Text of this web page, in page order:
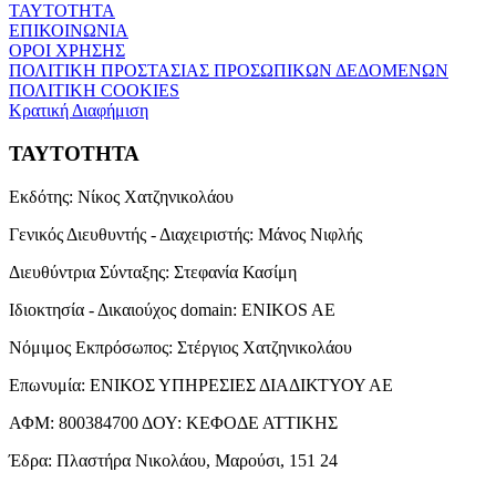
ΤΑΥΤΟΤΗΤΑ
ΕΠΙΚΟΙΝΩΝΙΑ
ΟΡΟΙ ΧΡΗΣΗΣ
ΠΟΛΙΤΙΚΗ ΠΡΟΣΤΑΣΙΑΣ ΠΡΟΣΩΠΙΚΩΝ ΔΕΔΟΜΕΝΩΝ
ΠΟΛΙΤΙΚΗ COOKIES
Κρατική Διαφήμιση
ΤΑΥΤΟΤΗΤΑ
Εκδότης: Νίκος Χατζηνικολάου
Γενικός Διευθυντής - Διαχειριστής: Μάνος Νιφλής
Διευθύντρια Σύνταξης: Στεφανία Κασίμη
Ιδιοκτησία - Δικαιούχος domain: ENIKOS AE
Νόμιμος Εκπρόσωπος: Στέργιος Χατζηνικολάου
Επωνυμία: ΕΝΙΚΟΣ ΥΠΗΡΕΣΙΕΣ ΔΙΑΔΙΚΤΥΟΥ ΑΕ
ΑΦΜ: 800384700 ΔΟΥ: ΚΕΦΟΔΕ ΑΤΤΙΚΗΣ
Έδρα: Πλαστήρα Νικολάου, Μαρούσι, 151 24